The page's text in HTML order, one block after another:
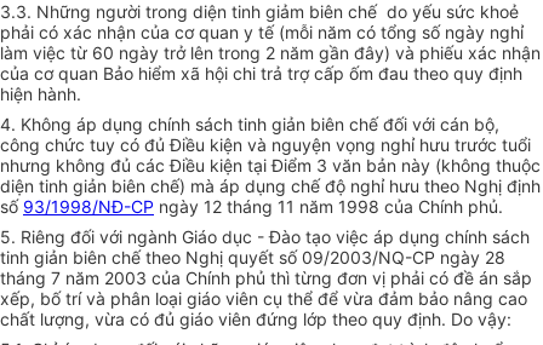
3.3. Những người trong diện tinh giảm biên chế do yếu sức khoẻ
phải có xác nhận của cơ quan y tế (mỗi năm có tổng số ngày nghỉ
làm việc từ 60 ngày trở lên trong 2 năm gần đây) và phiếu xác nhận
của cơ quan Bảo hiểm xã hội chi trả trợ cấp ốm đau theo quy định
hiện hành.
4. Không áp dụng chính sách tinh giản biên chế đối với cán bộ,
công chức tuy có đủ Điều kiện và nguyện vọng nghỉ hưu trước tuổi
nhưng không đủ các Điều kiện tại Điểm 3 văn bản này (không thuộc
diện tinh giản biên chế) mà áp dụng chế độ nghỉ hưu theo Nghị định
số 93/1998/NĐ-CP ngày 12 tháng 11 năm 1998 của Chính phủ.
5. Riêng đối với ngành Giáo dục - Đào tạo việc áp dụng chính sách
tinh giản biên chế theo Nghị quyết số 09/2003/NQ-CP ngày 28
tháng 7 năm 2003 của Chính phủ thì từng đơn vị phải có đề án sắp
xếp, bố trí và phân loại giáo viên cụ thể để vừa đảm bảo nâng cao
chất lượng, vừa có đủ giáo viên đứng lớp theo quy định. Do vậy: